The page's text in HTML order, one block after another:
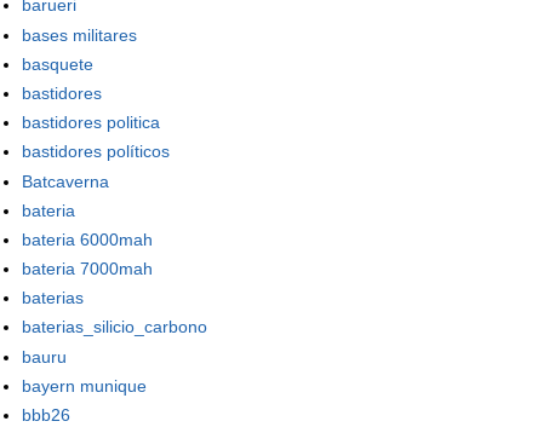
barueri
bases militares
basquete
bastidores
bastidores politica
bastidores políticos
Batcaverna
bateria
bateria 6000mah
bateria 7000mah
baterias
baterias_silicio_carbono
bauru
bayern munique
bbb26